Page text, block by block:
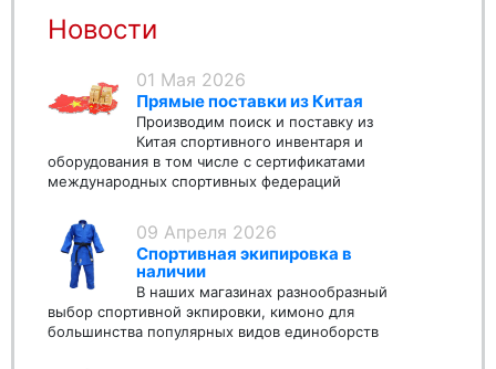
Новости
01 Мая 2026
Прямые поставки из Китая
Производим поиск и поставку из
Китая спортивного инвентаря и
оборудования в том числе с сертификатами
международных спортивных федераций
09 Апреля 2026
Спортивная экипировка в
наличии
В наших магазинах разнообразный
выбор спортивной экпировки, кимоно для
большинства популярных видов единоборств